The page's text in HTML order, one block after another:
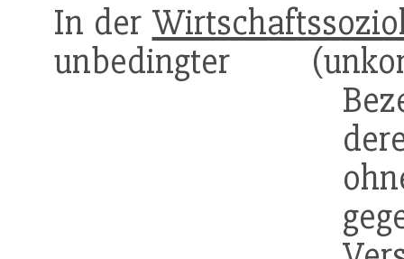
In der
unbedingter